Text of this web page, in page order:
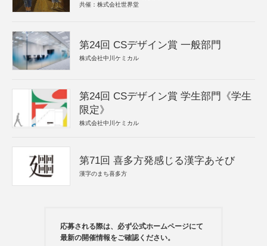
共催：株式会社世界堂
第24回 CSデザイン賞 一般部門
株式会社中川ケミカル
第24回 CSデザイン賞 学生部門《学生
限定》
株式会社中川ケミカル
第71回 喜多方発感じる漢字あそび
漢字のまち喜多方
応募される際は、必ず公式ホームページにて
最新の開催情報をご確認ください。